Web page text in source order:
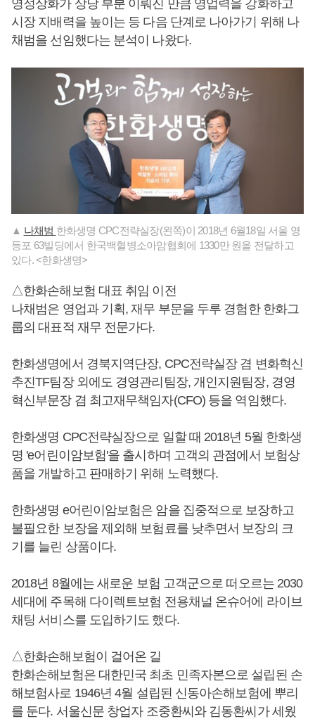
영정상화가 상당 부분 이뤄진 만큼 영업력을 강화하고
시장 지배력을 높이는 등 다음 단계로 나아가기 위해 나
채범을 선임했다는 분석이 나왔다.
▲ 나채범 한화생명 CPC전략실장(왼쪽)이 2018년 6월18일 서울 영
등포 63빌딩에서 한국백혈병소아암협회에 1330만 원을 전달하고
있다. <한화생명>
△한화손해보험 대표 취임 이전
나채범은 영업과 기획, 재무 부문을 두루 경험한 한화그
룹의 대표적 재무 전문가다.
한화생명에서 경북지역단장, CPC전략실장 겸 변화혁신
추진TF팀장 외에도 경영관리팀장, 개인지원팀장, 경영
혁신부문장 겸 최고재무책임자(CFO) 등을 역임했다.
한화생명 CPC전략실장으로 일할 때 2018년 5월 한화생
명 'e어린이암보험'을 출시하며 고객의 관점에서 보험상
품을 개발하고 판매하기 위해 노력했다.
한화생명 e어린이암보험은 암을 집중적으로 보장하고
불필요한 보장을 제외해 보험료를 낮추면서 보장의 크
기를 늘린 상품이다.
2018년 8월에는 새로운 보험 고객군으로 떠오르는 2030
세대에 주목해 다이렉트보험 전용채널 온슈어에 라이브
채팅 서비스를 도입하기도 했다.
△한화손해보험이 걸어온 길
한화손해보험은 대한민국 최초 민족자본으로 설립된 손
해보험사로 1946년 4월 설립된 신동아손해보험에 뿌리
를 둔다. 서울신문 창업자 조중환씨와 김동환씨가 세웠